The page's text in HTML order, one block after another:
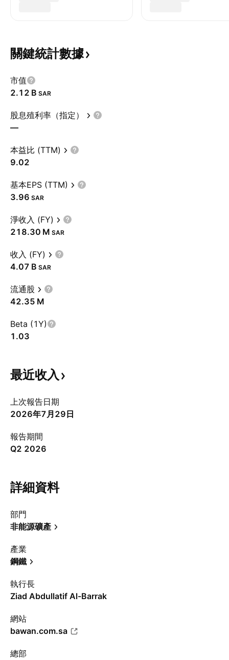
關鍵統計數據
市值
‪2.12 B‬ SAR
股息殖利率（指定）
—
本益比 (TTM)
9.02
基本EPS (TTM)
3.96 SAR
淨收入 (FY)
‪218.30 M‬ SAR
收入 (FY)
‪4.07 B‬ SAR
流通股
‪42.35 M‬
Beta (1Y)
1.03
最近收入
上次報告日期
2026年7月29日
報告期間
Q2 2026
詳細資料
部門
非能源礦產
產業
鋼鐵
執行長
Ziad Abdullatif Al-Barrak
網站
bawan.com.sa
總部